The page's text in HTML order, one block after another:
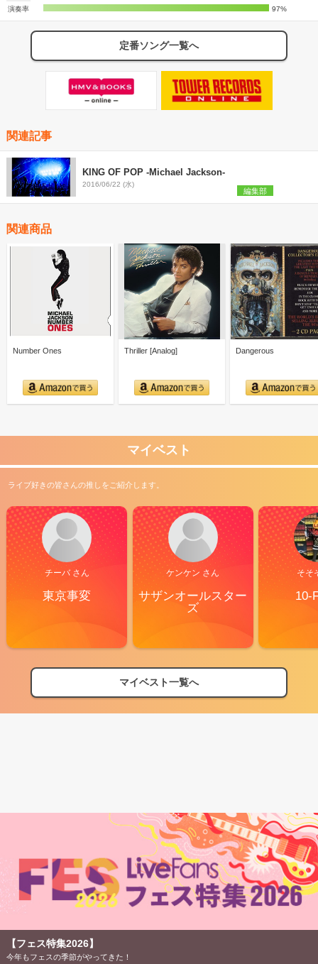
演奏率 97%
定番ソング一覧へ
関連記事
KING OF POP -Michael Jackson-
2016/06/22 (水)
編集部
関連商品
Number Ones Thriller [Analog] Dangerous
マイベスト
ライブ好きの皆さんの推しをご紹介します。
チーバ さん
東京事変
ケンケン さん
サザンオールスター
ズ
そそ
10-
マイベスト一覧へ
【フェス特集2026】
今年もフェスの季節がやってきた！